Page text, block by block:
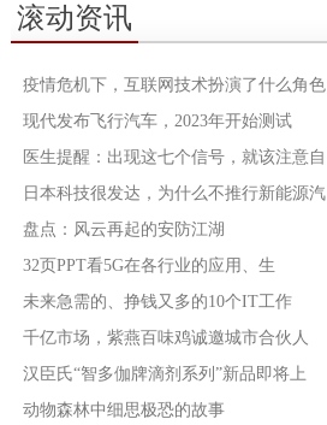
滚动资讯
疫情危机下，互联网技术扮演了什么角色
现代发布飞行汽车，2023年开始测试
医生提醒：出现这七个信号，就该注意自
日本科技很发达，为什么不推行新能源汽
盘点：风云再起的安防江湖
32页PPT看5G在各行业的应用、生
未来急需的、挣钱又多的10个IT工作
千亿市场，紫燕百味鸡诚邀城市合伙人
汉臣氏“智多伽牌滴剂系列”新品即将上
动物森林中细思极恐的故事